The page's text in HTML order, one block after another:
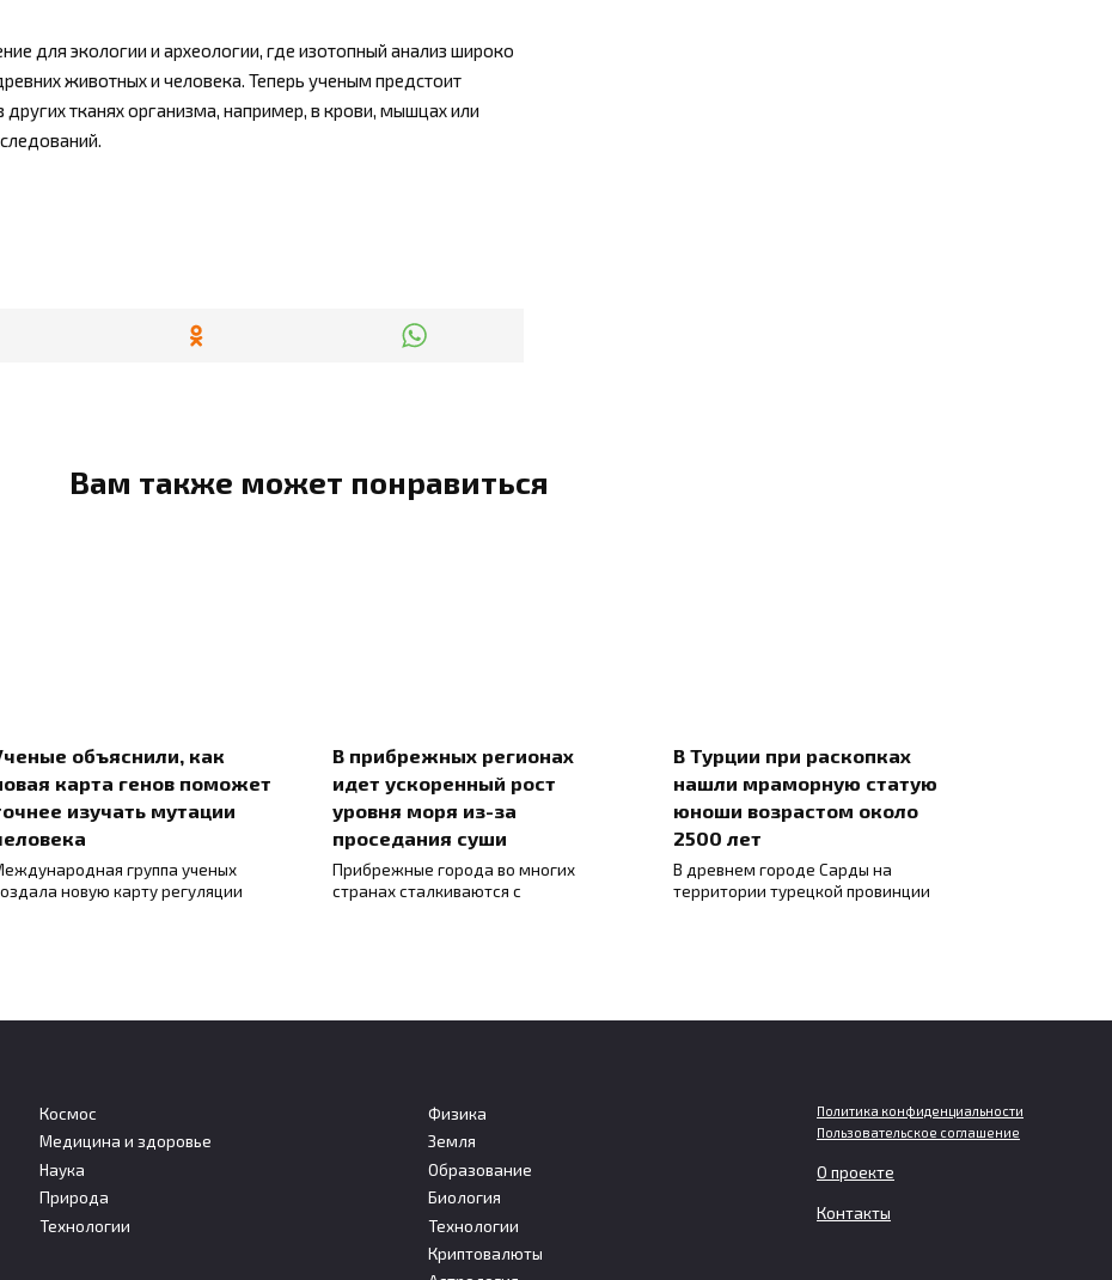
для экологии и археологии, где изотопный анализ широко
животных и человека. Теперь ученым предстоит
других тканях организма, например, в крови, мышцах или
Вам также может понравиться
объяснили, как
карта генов поможет
изучать мутации
группа ученых
новую карту регуляции
В прибрежных регионах
идет ускоренный рост
уровня моря из-за
проседания суши
Прибрежные города во многих
странах сталкиваются с
В Турции при раскопках
нашли мраморную статую
юноши возрастом около
2500 лет
В древнем городе Сарды на
территории турецкой провинции
Российские учёные нашли
энергоэффективный способ
Кольский научный центр РАН
опроверг данные об
открытии нового минерала
Кольский научный центр РАН
Глобальное потепление идет
быстрее после середины
Космос
Медицина и здоровье
Наука
Природа
Технологии
Физика
Земля
Образование
Биология
Технологии
Криптовалюты
Политика конфиденциальности
Пользовательское соглашение
О проекте
Контакты